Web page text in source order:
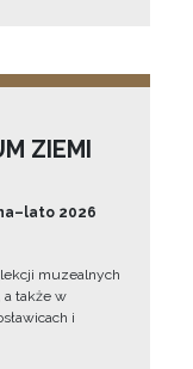
ZIEMI
2026
muzealnych
a także w
i